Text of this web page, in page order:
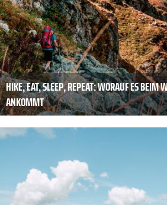
HIKE, EAT, SLEEP, REPEAT: WORAUF ES BEIM
ANKOMMT